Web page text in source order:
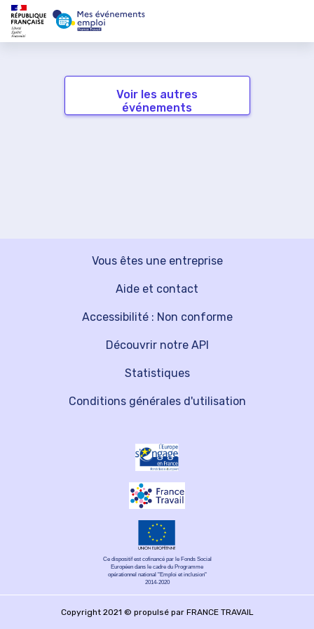
Voir les autres
événements
Vous êtes une entreprise
Découvrir notre API
Aide et contact
Statistiques
Accessibilité : Non conforme
Conditions générales d'utilisation
Ce dispositif est cofinancé par le Fonds Social
Européen dans le cadre du Programme
opérationnel national "Emploi et inclusion"
2014-2020
Copyright 2021 © propulsé par FRANCE TRAVAIL